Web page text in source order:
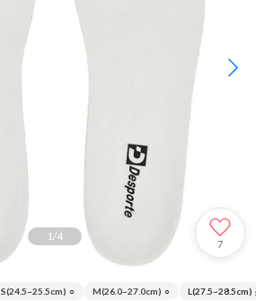
1/4
7
S(24.5~25.5cm) ○ M(26.0~27.0cm) ○ L(27.5~28.5cm)